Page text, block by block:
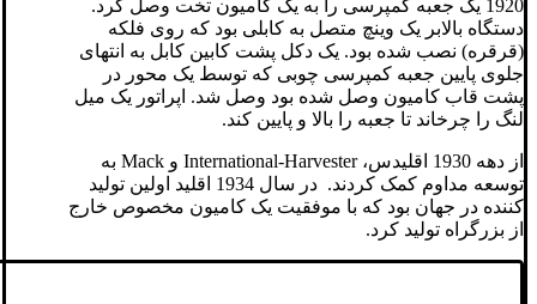
1920 یک جعبه کمپرسی را به یک کامیون تخت وصل کرد.
دستگاه بالابر یک وینچ متصل به کابلی بود که روی فلکه
(قرقره) نصب شده بود. یک دکل پشت کابین کابل به انتهای
جلوی پایین جعبه کمپرسی چوبی که توسط یک محور در
پشت قاب کامیون وصل شده بود وصل شد. اپراتور یک میل
لنگ را چرخاند تا جعبه را بالا و پایین کند.
از دهه 1930 اقلیدس، International-Harvester و Mack به
توسعه مداوم کمک کردند. در سال 1934 اقلید اولین تولید
کننده در جهان بود که با موفقیت یک کامیون مخصوص خارج
از بزرگراه تولید کرد.